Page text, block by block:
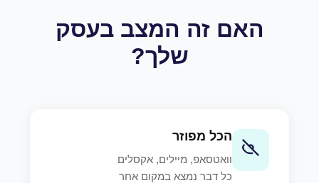
האם זה המצב בעסק
שלך?
הכל מפוזר
וואטסאפ, מיילים, אקסלים
כל דבר נמצא במקום אחר